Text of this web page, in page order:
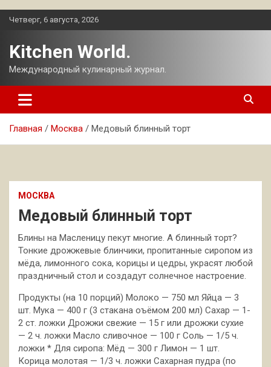
Перейти
Четверг, 6 августа, 2026
Kitchen World.
Международный кулинарный журнал.
Главная Москва Медовый блинный торт
МОСКВА
Медовый блинный торт
Блины на Масленицу пекут многие. А блинный торт?
Тонкие дрожжевые блинчики, пропитанные сиропом из
мёда, лимонного сока, корицы и цедры, украсят любой
праздничный стол и создадут солнечное настроение.
Продукты (на 10 порций) Молоко — 750 мл Яйца — 3
шт. Мука — 400 г (3 стакана оъёмом 200 мл) Сахар — 1-
2 ст. ложки Дрожжи свежие — 15 г или дрожжи сухие
— 2 ч. ложки Масло сливочное — 100 г Соль — 1/5 ч.
ложки * Для сиропа: Мёд — 300 г Лимон — 1 шт.
Корица молотая — 1/3 ч. ложки Сахарная пудра (по